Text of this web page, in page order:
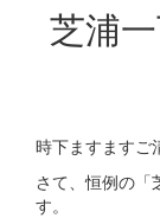
芝浦
時下ますますご
さて、恒例の「
す。